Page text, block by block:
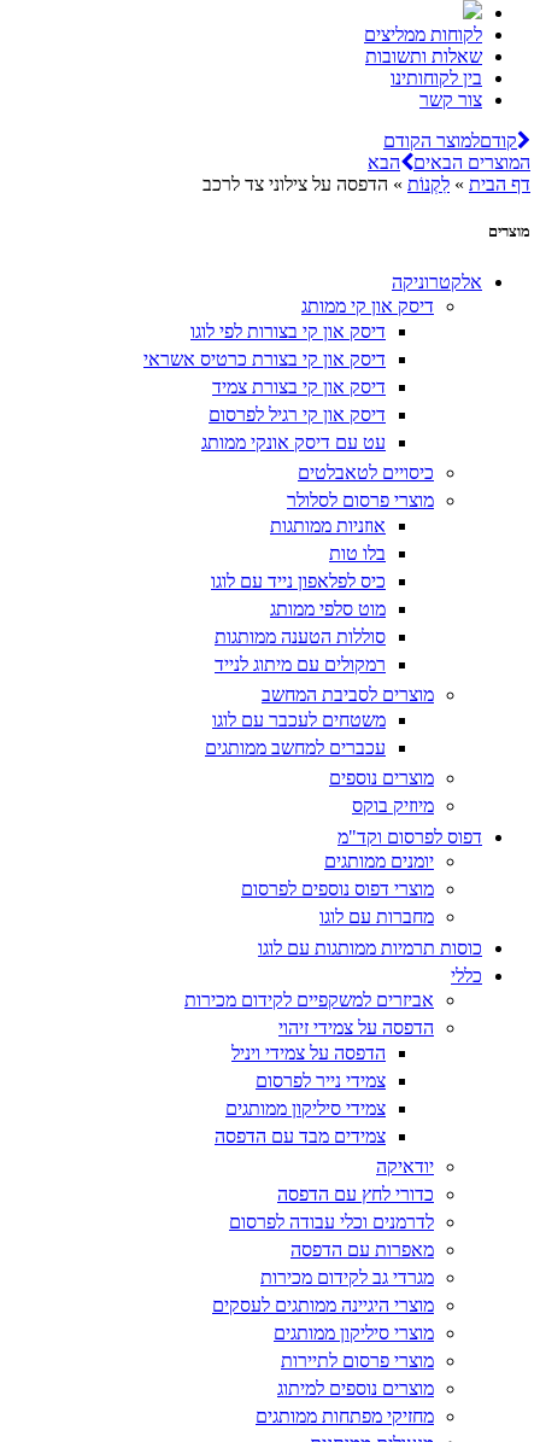
לקוחות ממליצים
שאלות ותשובות
בין לקוחותינו
צור קשר
קודםלמוצר הקודם
הבאים
הבא
הבית» לִקְנוֹת» הדפסה על צילוני צד לרכב
אלקטרוניקה
דיסק און קי ממותג
דיסק און קי בצורות לפי לוגו
דיסק און קי בצורת כרטיס אשראי
דיסק און קי בצורת צמיד
דיסק און קי רגיל לפרסום
עט עם דיסק אונקי ממותג
כיסויים לטאבלטים
מוצרי פרסום לסלולר
אוזניות ממותגות
בלו טות
כיס לפלאפון נייד עם לוגו
מוט סלפי ממותג
סוללות הטענה ממותגות
רמקולים עם מיתוג לנייד
מוצרים לסביבת המחשב
משטחים לעכבר עם לוגו
עכברים למחשב ממותגים
מוצרים נוספים
מיוזיק בוקס
דפוס לפרסום וקד"מ
יומנים ממותגים
מוצרי דפוס נוספים לפרסום
מחברות עם לוגו
כוסות תרמיות ממותגות עם לוגו
כללי
אביזרים למשקפיים לקידום מכירות
הדפסה על צמידי זיהוי
הדפסה על צמידי ויניל
צמידי נייר לפרסום
צמידי סיליקון ממותגים
צמידים מבד עם הדפסה
יודאיקה
כדורי לחץ עם הדפסה
לדרמנים וכלי עבודה לפרסום
מאפרות עם הדפסה
מגרדי גב לקידום מכירות
מוצרי היגיינה ממותגים לעסקים
מוצרי סיליקון ממותגים
מוצרי פרסום לתיירות
מוצרים נוספים למיתוג
מחזיקי מפתחות ממותגים